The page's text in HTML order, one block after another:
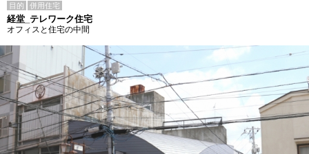
目的 併用住宅
経堂_テレワーク住宅
オフィスと住宅の中間